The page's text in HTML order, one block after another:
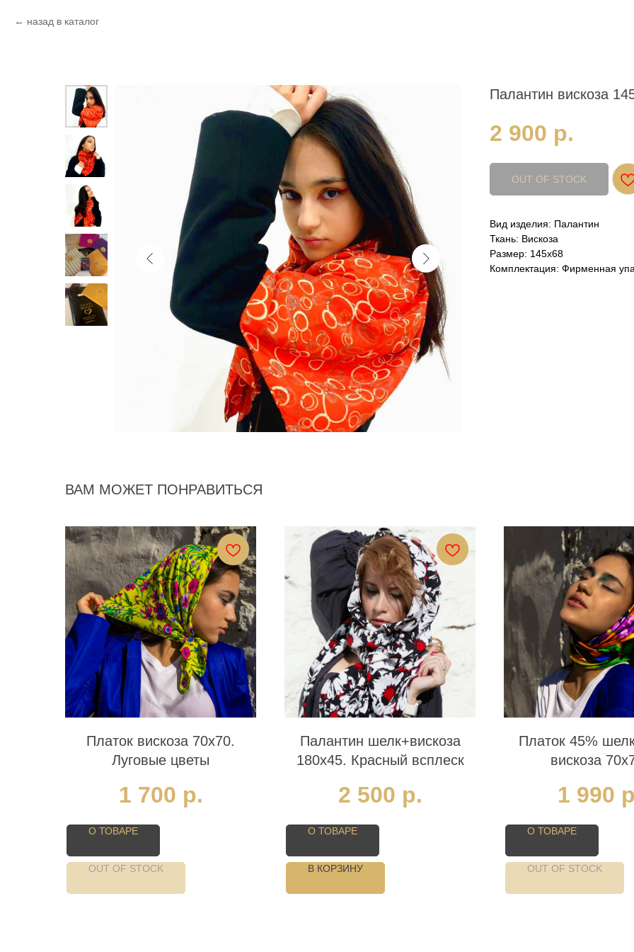
назад в каталог
Палантин вискоза
2 900 р.
OUT OF STOCK
Вид изделия: Палантин
Ткань: Вискоза
Размер: 145x68
Комплектация: Фирменная
ВАМ МОЖЕТ ПОНРАВИТЬСЯ
Платок вискоза 70х70.
Луговые цветы
1 700 р.
О ТОВАРЕ
OUT OF STOCK
Палантин шелк+вискоза
180х45. Красный всплеск
2 500 р.
О ТОВАРЕ
В КОРЗИНУ
Платок 45%
вискоза
1 990
О ТОВАРЕ
OUT OF STOCK